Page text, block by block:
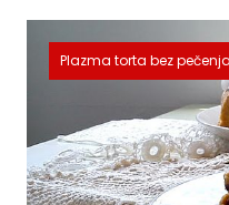
Plazma torta bez pečenja